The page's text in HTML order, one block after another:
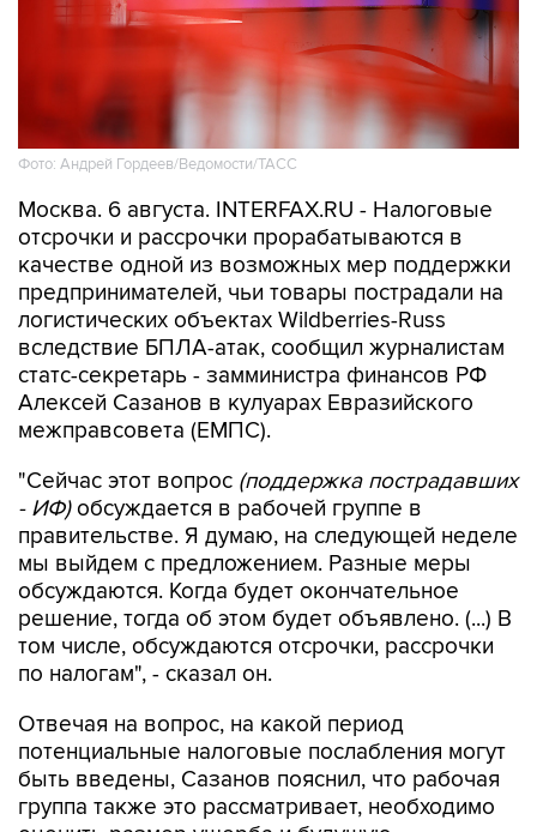
Фото: Андрей Гордеев/Ведомости/ТАСС
Москва. 6 августа. INTERFAX.RU - Налоговые
отсрочки и рассрочки прорабатываются в
качестве одной из возможных мер поддержки
предпринимателей, чьи товары пострадали на
логистических объектах Wildberries-Russ
вследствие БПЛА-атак, сообщил журналистам
статс-секретарь - замминистра финансов РФ
Алексей Сазанов в кулуарах Евразийского
межправсовета (ЕМПС).
"Сейчас этот вопрос (поддержка пострадавших
- ИФ)обсуждается в рабочей группе в
правительстве. Я думаю, на следующей неделе
мы выйдем с предложением. Разные меры
обсуждаются. Когда будет окончательное
решение, тогда об этом будет объявлено. (...) В
том числе, обсуждаются отсрочки, рассрочки
по налогам", - сказал он.
Отвечая на вопрос, на какой период
потенциальные налоговые послабления могут
быть введены, Сазанов пояснил, что рабочая
группа также это рассматривает, необходимо